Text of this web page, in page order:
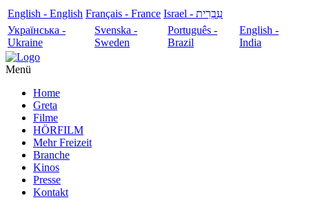
English - English Français - France
עִבְרִית - Israel
Українська -
Ukraine
Svenska -
Sweden
Português -
Brazil
English -
India
Menü
Home
Greta
Filme
HÖRFILM
Mehr Freizeit
Branche
Kinos
Presse
Kontakt